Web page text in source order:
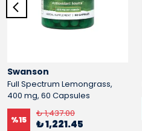
Swanson
Full Spectrum Lemongrass,
400 mg, 60 Capsules
%15
₺ 1,437.00
₺ 1,221.45